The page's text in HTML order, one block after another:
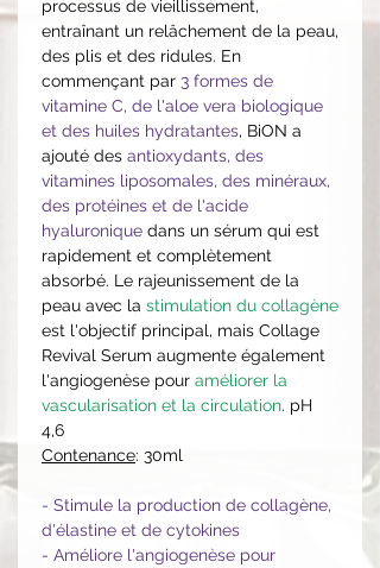
processus de vieillissement,
entraînant un relâchement de la peau,
des plis et des ridules. En
commençant par 3 formes de
vitamine C, de l'aloe vera biologique
et des huiles hydratantes, BiON a
ajouté des antioxydants, des
vitamines liposomales, des minéraux,
des protéines et de l'acide
hyaluronique dans un sérum qui est
rapidement et complètement
absorbé. Le rajeunissement de la
peau avec la stimulation du collagène
est l'objectif principal, mais Collage
Revival Serum augmente également
l'angiogenèse pour améliorer la
vascularisation et la circulation. pH
4,6
Contenance: 30ml
- Stimule la production de collagène,
d'élastine et de cytokines
- Améliore l'angiogenèse pour